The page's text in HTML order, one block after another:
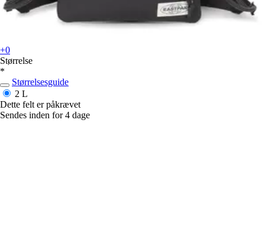
+0
Størrelse
*
Størrelsesguide
2 L
Dette felt er påkrævet
Sendes inden for 4 dage